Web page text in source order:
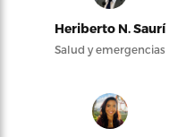
Heriberto N. Saurí
Salud y emergencias